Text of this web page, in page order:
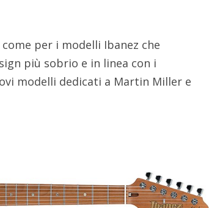
per i modelli Ibanez che
più sobrio e in linea con i
modelli dedicati a Martin Miller e